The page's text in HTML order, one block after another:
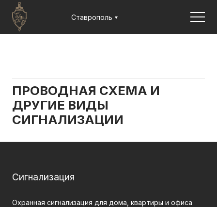
Ставрополь
ПРОВОДНАЯ СХЕМА И
ДРУГИЕ ВИДЫ
СИГНАЛИЗАЦИИ
Сигнализация
Охранная сигнализация для дома, квартиры и офиса